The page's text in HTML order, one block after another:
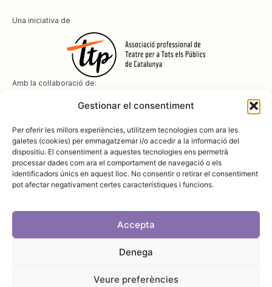
Gestionar el consentiment
Per oferir les millors experiències, utilitzem tecnologies com ara les
galetes (cookies) per emmagatzemar i/o accedir a la informació del
dispositiu. El consentiment a aquestes tecnologies ens permetrà
processar dades com ara el comportament de navegació o els
identificadors únics en aquest lloc. No consentir o retirar el consentiment
pot afectar negativament certes característiques i funcions.
Accepta
Denega
Veure preferències
Una iniciativa de
Amb la col·laboració de:
Amb el suport de
Política de privadesa